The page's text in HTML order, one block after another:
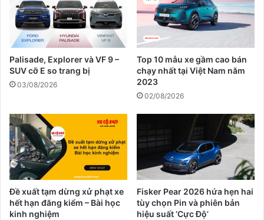
Palisade, Explorer và VF 9 –
SUV cỡ E so trang bị
03/08/2026
Top 10 mẫu xe gầm cao bán
chạy nhất tại Việt Nam năm
2023
02/08/2026
Đề xuất tạm dừng xử phạt xe
hết hạn đăng kiểm – Bài học
kinh nghiệm
Fisker Pear 2026 hứa hẹn hai
tùy chọn Pin và phiên bản
hiệu suất ‘Cực Độ’